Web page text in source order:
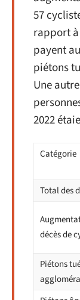
57
rapport à
payent
piétons
Une
2022
Catégorie
Total des
décès de
Piétons